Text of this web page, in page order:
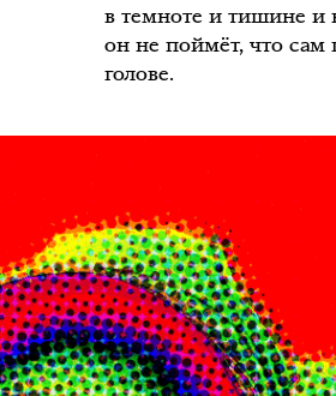
в темноте и тишине и
он не поймёт, что сам
голове.